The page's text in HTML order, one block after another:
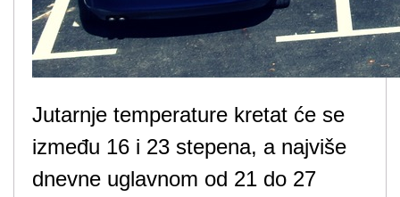
Jutarnje temperature kretat će se
između 16 i 23 stepena, a najviše
dnevne uglavnom od 21 do 27